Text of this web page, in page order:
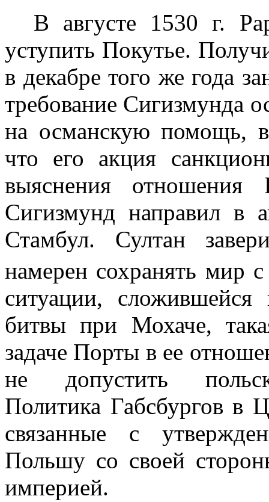
В августе 1530 г.
уступить По­кутье.
в декабре того же года
требование Сигизмунда
на османскую помощь,
что его акция
выяснения
Сигизмунд напра­вил в
Стамбул. Султан
намерен сохранять мир
ситуации,
битвы при Мохаче,
задаче Порты в ее
не допустить
Политика Габсбургов в
связанные с
Польшу со своей
империей.